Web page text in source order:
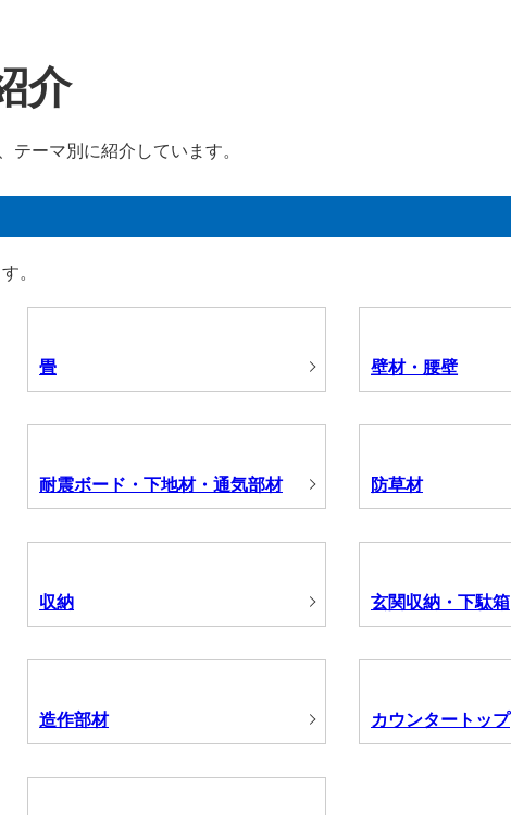
介
テーマ別に紹介しています。
。
畳 壁材・腰壁
耐震ボード・下地材・通気部材 防草材
収納 玄関収納・下駄箱
造作部材 カウンタートップ